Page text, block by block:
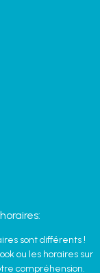
sont différents !
ou les horaires sur
compréhension.